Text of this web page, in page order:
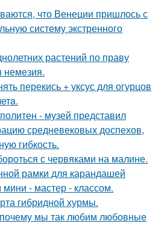
что Венеции пришлось с
систему экстренного
растений по праву
немезия.
перекись + уксус для огурцов
- музей представил
средневековых доспехов,
гибкость.
с червяками на малине.
рамки для карандашей
- мастер - классом.
гибридной хурмы.
мы так любим любовные